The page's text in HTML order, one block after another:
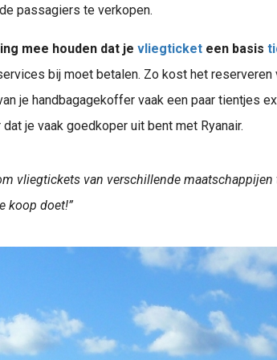
passagiers te verkopen.
mee houden dat je vliegticketeen basis
bij moet betalen. Zo kost het reserveren
je handbagagekoffer vaak een paar tientjes
je vaak goedkoper uit bent met Ryanair.
vliegtickets van verschillende maatschappijen
koop doet!”